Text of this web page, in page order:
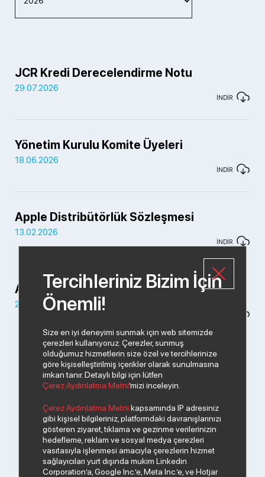
JCR Kredi Derecelendirme Notu
29.07.2026
İNDİR
Yönetim Kurulu Komite Üyeleri
18.06.2026
İNDİR
Apple Distribütörlük Sözleşmesi
13.02.2026
İNDİR
Apple Distribütörlük Sözleşmesi
27.01.2026
Tercihleriniz Bizim İçin
Önemli!
Size en iyi deneyimi sunmak için web sitemizde
çerezleri kullanıyoruz. Çerezler, sunmuş
olduğumuz hizmetlerin size özel ve tercihlerinize
göre kişiselleştirilmiş içerikler olarak sunulmasına
imkan tanır. Detaylı bilgi için lütfen
Çerez Aydınlatma Metni’mizi inceleyin.
Çerez Aydınlatma Metni kapsamında IP adresiniz
gibi kişisel bilgileriniz, platformdaki davranışlarınızı
gösteren ziyaret, tıklama ve gezinme verilerinizin
hedefleme, reklam ve sosyal medya çerezleri
vasıtasıyla işlenmesi amacıyla çerezlerin hizmet
sağlayıcıları yurt dışında mukim Linkedin
Corporation’a, Google Inc.’e, Meta Inc.’e, ve Hotjar